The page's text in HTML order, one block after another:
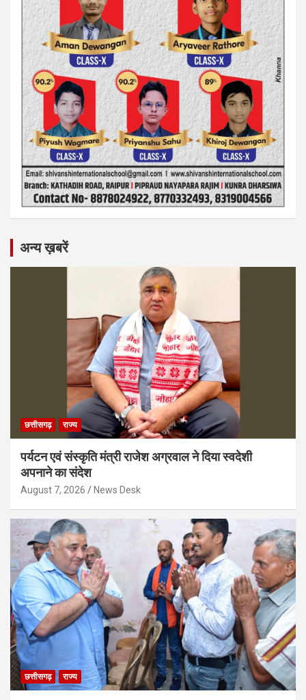
अन्य ख़बरें
छत्तीसगढ़ राज्य
पर्यटन एवं संस्कृति मंत्री राजेश अग्रवाल ने दिया स्वदेशी
अपनाने का संदेश
August 7, 2026 News Desk
छत्तीसगढ़ राज्य